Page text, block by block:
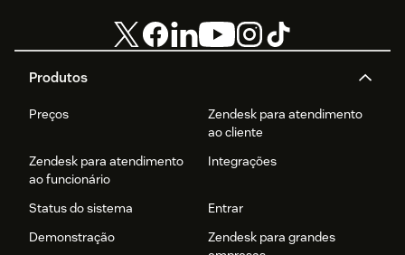
Produtos
Preços
Zendesk para atendimento
ao cliente
Zendesk para atendimento
ao funcionário
Integrações
Status do sistema
Entrar
Demonstração
Zendesk para grandes